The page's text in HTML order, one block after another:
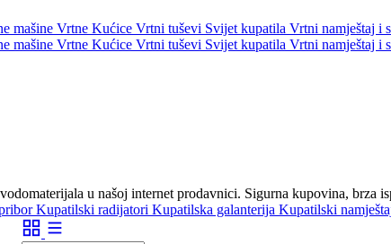
mašine Vrtne Kućice Vrtni tuševi Svijet kupatila Vrtni namještaj i
mašine Vrtne Kućice Vrtni tuševi Svijet kupatila Vrtni namještaj i
u našoj internet prodavnici. Sigurna kupovina, brza
Kupatilski radijatori Kupatilska galanterija Kupatilski